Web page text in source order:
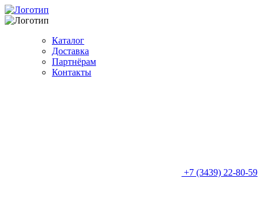
Каталог
Доставка
Партнёрам
Контакты
+7 (3439) 22-80-59